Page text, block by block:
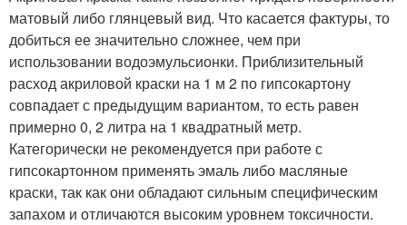
матовый либо глянцевый вид. Что касается фактуры, то
добиться ее значительно сложнее, чем при
использовании водоэмульсионки. Приблизительный
расход акриловой краски на 1 м 2 по гипсокартону
совпадает с предыдущим вариантом, то есть равен
примерно 0, 2 литра на 1 квадратный метр.
Категорически не рекомендуется при работе с
гипсокартонном применять эмаль либо масляные
краски, так как они обладают сильным специфическим
запахом и отличаются высоким уровнем токсичности.